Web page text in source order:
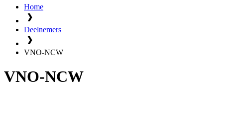
Home
Deelnemers
VNO-NCW
VNO-NCW